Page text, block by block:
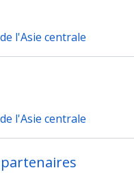
l'Asie centrale
l'Asie centrale